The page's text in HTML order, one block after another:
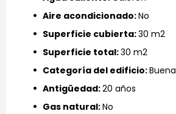
wifi_1_bar Aire acondicionado:No
wifi_1_bar Superficie cubierta:30 m2
wifi_1_bar Superficie total:30 m2
wifi_1_bar Categoría del edificio:Buena
wifi_1_bar Antigüedad:20 años
wifi_1_bar Gas natural:No